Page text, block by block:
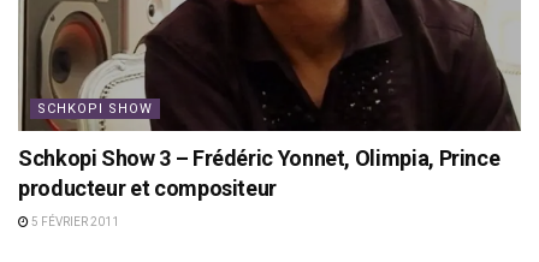
SCHKOPI SHOW
Schkopi Show 3 – Frédéric Yonnet, Olimpia, Prince
producteur et compositeur
5 FÉVRIER 2011